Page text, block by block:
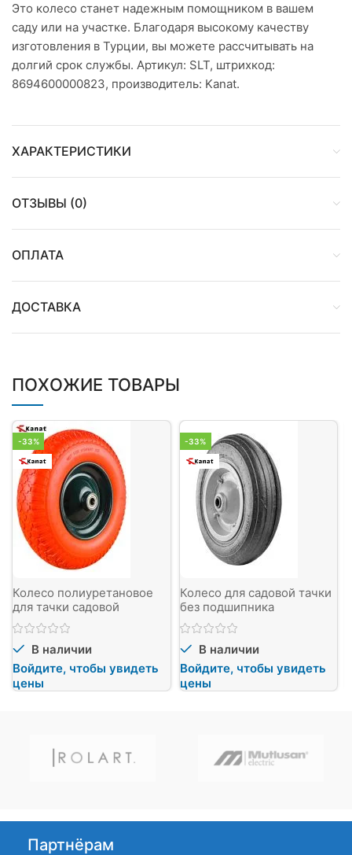
Это колесо станет надежным помощником в вашем
саду или на участке. Благодаря высокому качеству
изготовления в Турции, вы можете рассчитывать на
долгий срок службы. Артикул: SLT, штрихкод:
8694600000823, производитель: Kanat.
ХАРАКТЕРИСТИКИ
ОТЗЫВЫ (0)
ОПЛАТА
ДОСТАВКА
ПОХОЖИЕ ТОВАРЫ
-33%
Колесо полиуретановое
для тачки садовой
В наличии
Войдите, чтобы увидеть
цены
-33%
Колесо для садовой тачки
без подшипника
В наличии
Войдите, чтобы увидеть
цены
Партнёрам